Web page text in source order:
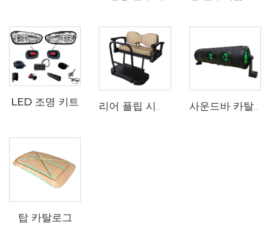
LED 조명 키트 사운드바 카탈로그
탑 카탈로그